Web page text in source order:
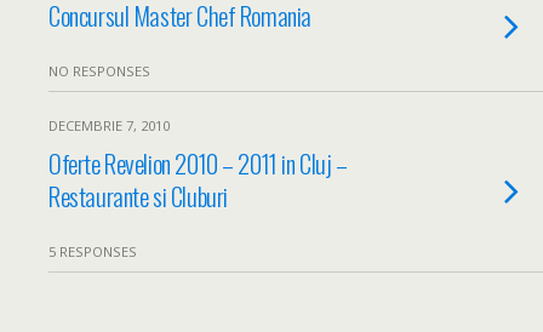
Concursul Master Chef Romania
NO RESPONSES
DECEMBRIE 7, 2010
Oferte Revelion 2010 – 2011 in Cluj –
Restaurante si Cluburi
5 RESPONSES